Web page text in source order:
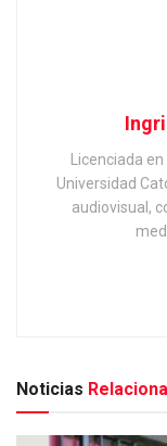
Licenciada
Universidad
audiovisual,
Noticias